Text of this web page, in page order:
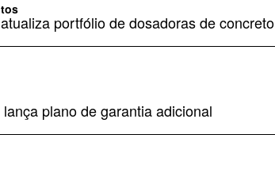
portfólio de dosadoras de concreto
lança plano de garantia adicional